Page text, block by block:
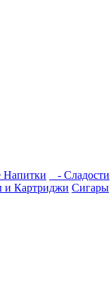
- Сладости
и Картриджи Сигары